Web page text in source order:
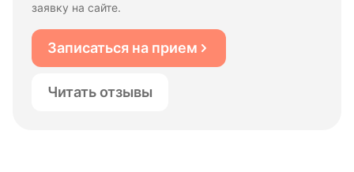
заявку на сайте.
Записаться на прием
Читать отзывы